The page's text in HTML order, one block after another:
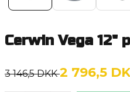
Cerwin Vega 12"
3 146,5 DKK2 796,5